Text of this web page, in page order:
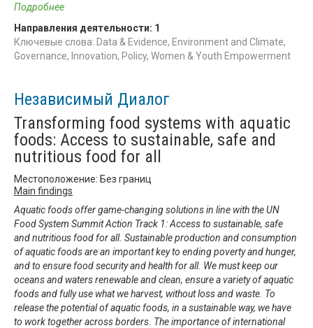
Подробнее
Направления деятельности: 1
Ключевые слова: Data & Evidence, Environment and Climate,
Governance, Innovation, Policy, Women & Youth Empowerment
Независимый Диалог
Transforming food systems with aquatic
foods: Access to sustainable, safe and
nutritious food for all
Местоположение: Без границ
Main findings
Aquatic foods offer game-changing solutions in line with the UN
Food System Summit Action Track 1: Access to sustainable, safe
and nutritious food for all. Sustainable production and consumption
of aquatic foods are an important key to ending poverty and hunger,
and to ensure food security and health for all. We must keep our
oceans and waters renewable and clean, ensure a variety of aquatic
foods and fully use what we harvest, without loss and waste. To
release the potential of aquatic foods, in a sustainable way, we have
to work together across borders. The importance of international